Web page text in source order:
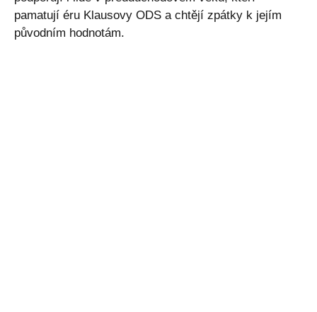
pamatují éru Klausovy ODS a chtějí zpátky k jejím
původním hodnotám.